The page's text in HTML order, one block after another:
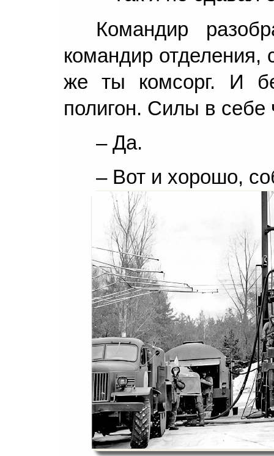
Командир
командир отделения,
же ты комсорг. И
полигон. Силы в себе
– Да.
– Вот и хорошо,